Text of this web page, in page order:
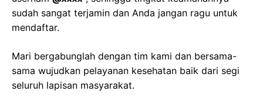
sudah sangat terjamin dan Anda jangan ragu untuk
mendaftar.
Mari bergabunglah dengan tim kami dan bersama-
sama wujudkan pelayanan kesehatan baik dari segi
seluruh lapisan masyarakat.